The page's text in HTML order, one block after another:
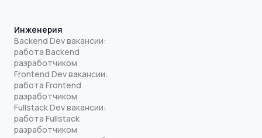
Инженерия
Backend Dev вакансии:
работа Backend
разработчиком
Frontend Dev вакансии:
работа Frontend
разработчиком
Fullstack Dev вакансии:
работа Fullstack
разработчиком